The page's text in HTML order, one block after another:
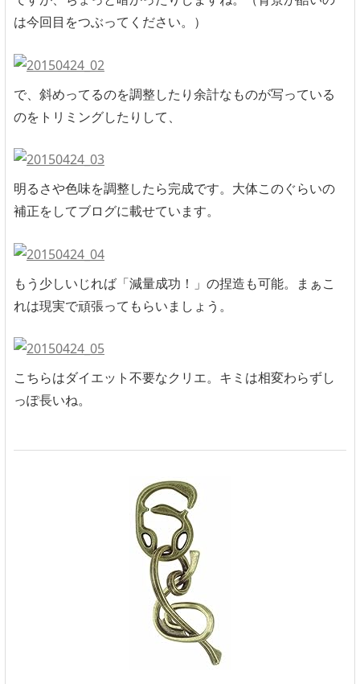
は今回目をつぶってください。）
で、斜めってるのを調整したり余計なものが写っている
のをトリミングしたりして、
明るさや色味を調整したら完成です。大体このぐらいの
補正をしてブログに載せています。
もう少しいじれば「減量成功！」の捏造も可能。まぁこ
れは現実で頑張ってもらいましょう。
こちらはダイエット不要なクリエ。キミは相変わらずし
っぽ長いね。